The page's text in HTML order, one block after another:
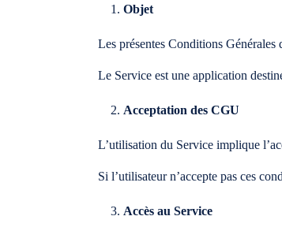
Objet
Les présentes Conditions
Le Service est une application
Acceptation des CGU
L’utilisation du Service implique
Si l’utilisateur n’accepte pas ces
Accès au Service